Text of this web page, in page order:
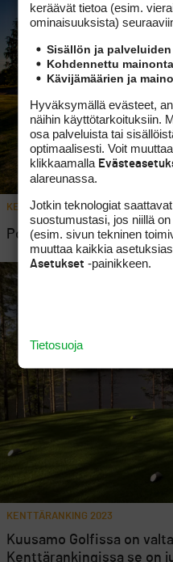
KENTTÄRANKING 2023 2
Pohjoisen kenttien
KENTTÄRANKING 2023
Kuusamo Golfissa on
Kenttärankingissa se on
keräävät tietoa (esim.
ominaisuuk­sista)
Sisällön ja
Kohdennettu
Kävijämäärien ja
Hyväksymällä evästeet,
näihin käyttötarkoituksiin.
osa palveluista tai
optimaalisesti. Voit
klikkaamalla
alareunassa.
Jotkin teknologiat
suostumustasi, jos niillä
(esim. sivun tekninen
muuttaa kaikkia
Asetukset -painikkeen.
Tietosuoja